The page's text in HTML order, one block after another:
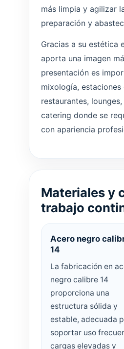
más limpia y agilizar
preparación y
Gracias a su estética
aporta una imagen
presentación es
mixología,
restaurantes,
catering donde se
con apariencia
Materiales y
trabajo
Acero negro
14
La fabricación en
negro calibre 14
proporciona una
estructura sólida y
estable, adecuada
soportar uso
cargas elevadas y